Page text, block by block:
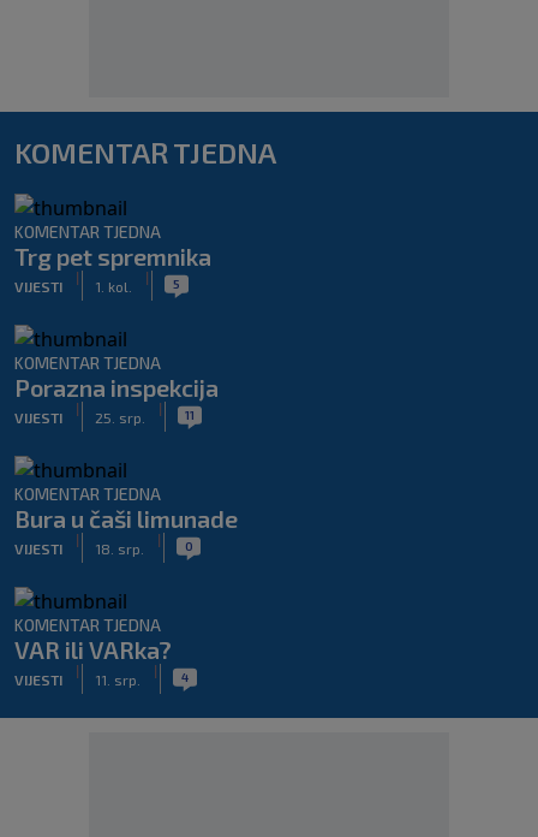
KOMENTAR TJEDNA
KOMENTAR TJEDNA
Trg pet spremnika
VIJESTI
|
1. kol.
| 5
KOMENTAR TJEDNA
Porazna inspekcija
VIJESTI
|
25. srp.
| 11
KOMENTAR TJEDNA
Bura u čaši limunade
VIJESTI
|
18. srp.
| 0
KOMENTAR TJEDNA
VAR ili VARka?
VIJESTI
|
11. srp.
| 4